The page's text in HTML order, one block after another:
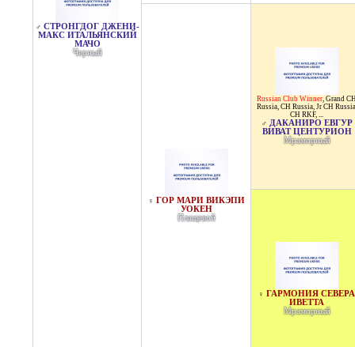
♂ СТРОНГДОГ ДЖЕНИ-
МАКС ИТАЛЬЯНСКИЙ
МАЧО
Черный
♀ ГОР МАРИ ВИКЭПИ
УОКЕН
Плащевой
Russian Club Winner, Grand
Russia, CH Russia, Jr CH Russia
CH RKF, ...
♂ ДАКАНИРО ЕВГУР
ВИВАТ ЦЕНТУРИОН
Мраморный
♀ ГАРМОНИЯ СЕВЕРА
ИВЕТТА
Мраморный